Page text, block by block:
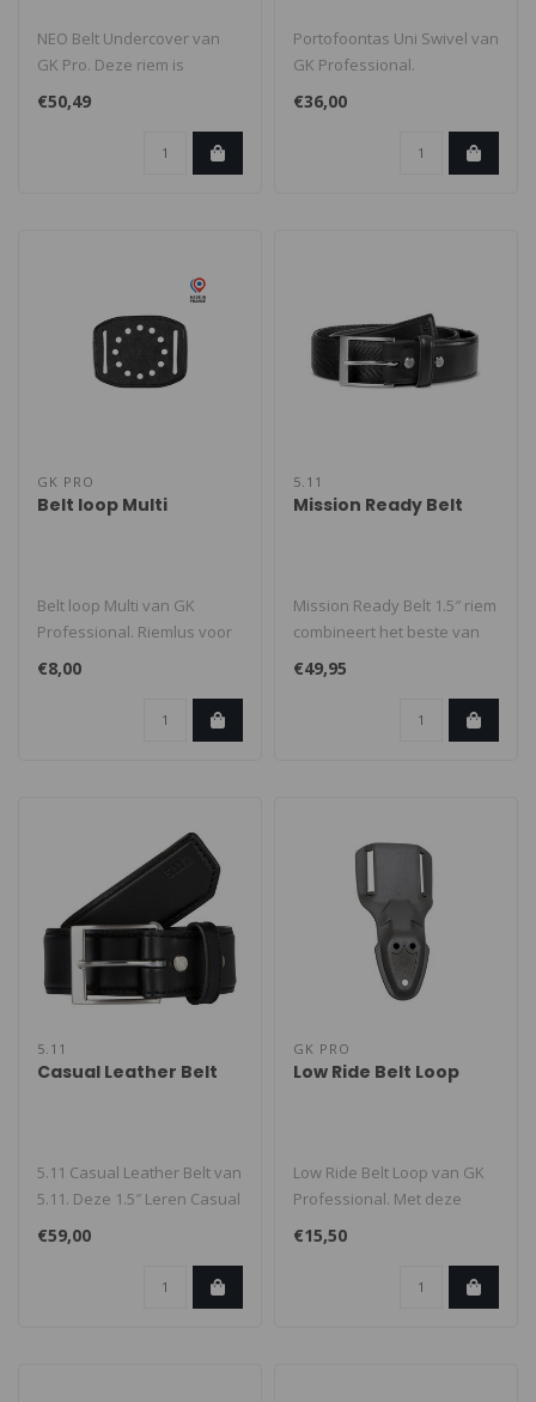
NEO Belt Undercover van
GK Pro. Deze riem is
speciaal ontworpen om te
voldoen aa..
€50,49
Portofoontas Uni Swivel van
GK Professional.
Universele Radio Holder
met pivoc..
€36,00
GK PRO
Belt loop Multi
Belt loop Multi van GK
Professional. Riemlus voor
het bevestigen van
holsters. ..
€8,00
5.11
Mission Ready Belt
Mission Ready Belt 1.5″ riem
combineert het beste van
casual stijl en tactisch..
€49,95
5.11
Casual Leather Belt
5.11 Casual Leather Belt van
5.11. Deze 1.5″ Leren Casual
Riem is gemaakt om d..
€59,00
GK PRO
Low Ride Belt Loop
Low Ride Belt Loop van GK
Professional. Met deze
bevestiging wordt de
holster la..
€15,50